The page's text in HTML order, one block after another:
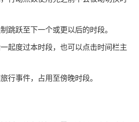
跳跃至下一个或更以后的时段。
起度过本时段，也可以点击时间栏主
行事件，占用至傍晚时段。